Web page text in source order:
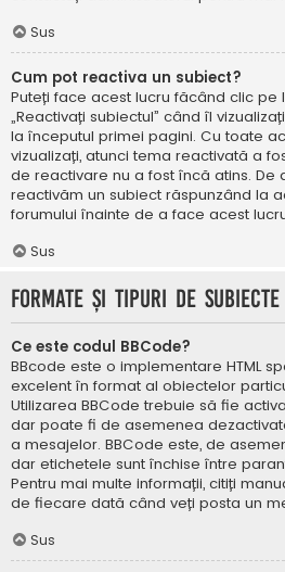
Sus
Cum pot reactiva un subiect?
Puteți face acest lucru făcând clic pe
„Reactivați subiectul” când îl
la începutul primei pagini. Cu toate
vizualizați, atunci tema reactivată a
de reactivare nu a fost încă atins. De
reactivăm un subiect răspunzând la
forumului înainte de a face acest
Sus
Formate și tipuri de subiecte
Ce este codul BBCode?
BBcode este o implementare HTML
excelent în format al obiectelor
Utilizarea BBCode trebuie să fie
dar poate fi de asemenea
a mesajelor. BBCode este, de
dar etichetele sunt închise între
Pentru mai multe informații, citiți
de fiecare dată când veți posta un
Sus